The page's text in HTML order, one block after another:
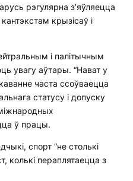
рэгулярна з’яўляецца
крызісаў і
і палітычным
увагу аўтары. “Нават у
часта ссоўваецца
статусу і допуску
ў працы.
спорт “не столькі
колькі пераплятаецца з